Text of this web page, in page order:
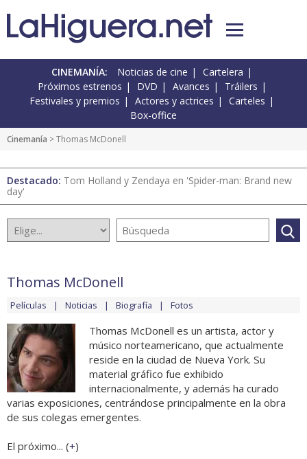
CINEMANÍA: Noticias de cine
Cartelera
Próximos estrenos
DVD Avances
Tráilers
Festivales y premios
Actores y actrices
Carteles
Box-office
Cinemanía > Thomas McDonell
Destacado: Tom Holland y Zendaya en 'Spider-man: Brand new
day'
Thomas McDonell
Películas Noticias Biografía Fotos
Thomas McDonell es un artista, actor y
músico norteamericano, que actualmente
reside en la ciudad de Nueva York. Su
material gráfico fue exhibido
internacionalmente, y además ha curado
varias exposiciones, centrándose principalmente en la obra
de sus colegas emergentes.
El próximo... (+)